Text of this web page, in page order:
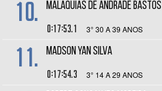
10. MALAQUIAS DE ANDRADE BASTOS
0:17:53.1 3° 30 A 39 ANOS
11. MADSON YAN SILVA
0:17:54.3 3° 14 A 29 ANOS